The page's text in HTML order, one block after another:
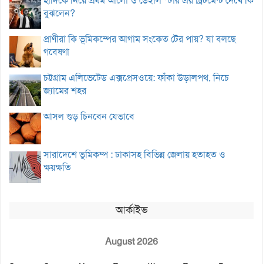
বুঝলেন?
প্রাণীরা কি ভূমিকম্পের আগাম সংকেত টের পায়? যা বলছে
গবেষণা
চট্টগ্রাম এলিভেটেড এক্সপ্রেসওয়ে: ফাঁকা উড়ালপথ, নিচে
জ্যামের শহর
আসল গুড় চিনবেন যেভাবে
সারাদেশে ভূমিকম্প : ঢাকাসহ বিভিন্ন জেলায় হতাহত ও
ক্ষয়ক্ষতি
আর্কাইভ
August 2026